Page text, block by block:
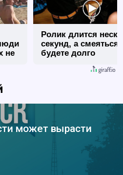
не
Ролик длится
секунд, а смеяться
будете долго
может вырасти